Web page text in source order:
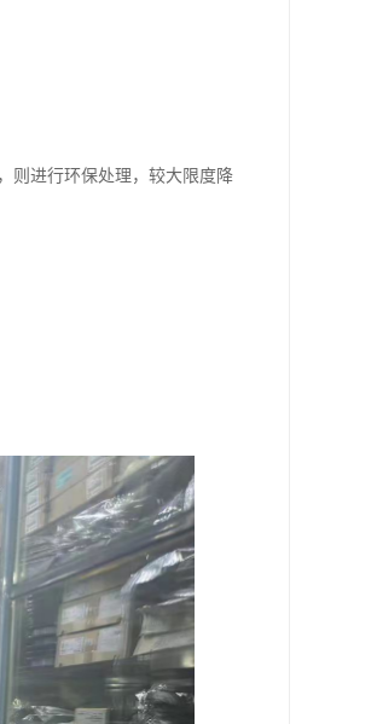
则进行环保处理，较大限度降